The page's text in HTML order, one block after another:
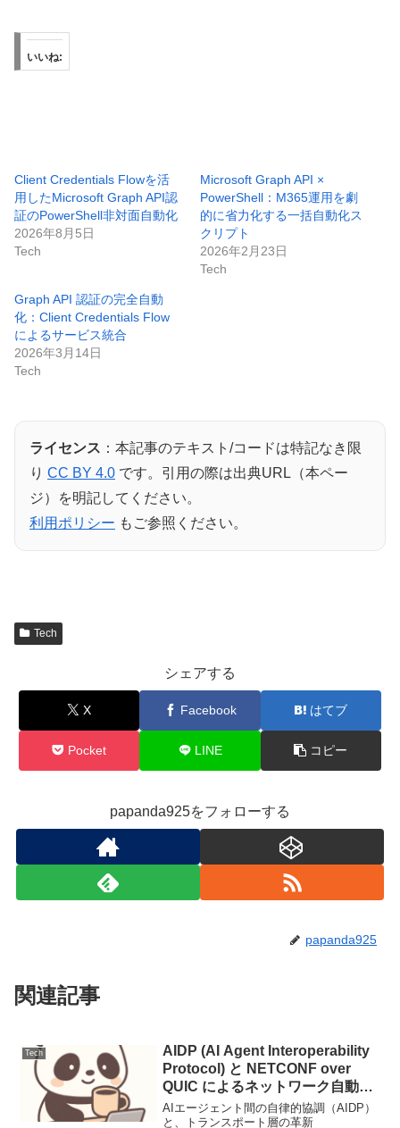
いいね:
Client Credentials Flowを活
用したMicrosoft Graph API認
証のPowerShell非対面自動化
2026年8月5日
Tech
Microsoft Graph API ×
PowerShell：M365運用を劇
的に省力化する一括自動化ス
クリプト
2026年2月23日
Tech
Graph API 認証の完全自動
化：Client Credentials Flow
によるサービス統合
2026年3月14日
Tech
ライセンス ：本記事のテキスト/コードは特記なき限
り CC BY 4.0 です。引用の際は出典URL（本ペー
ジ）を明記してください。
利用ポリシー もご参照ください。
Tech
シェアする
X Facebook はてブ
Pocket LINE コピー
papanda925をフォローする
papanda925
関連記事
Tech
AIDP (AI Agent Interoperability
Protocol) と NETCONF over
QUIC によるネットワーク自動化
の最前線
AIエージェント間の自律的協調（AIDP）
と、トランスポート層の革新